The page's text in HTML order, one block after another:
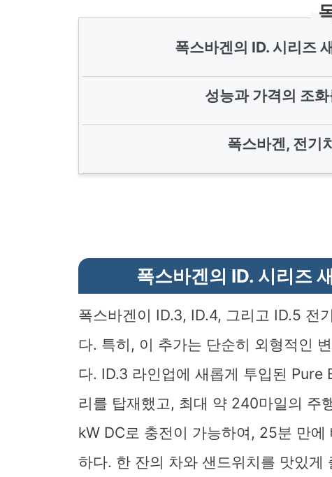
폭스바겐의 ID. 시리즈
성능과 가격의 조
폭스바겐, 전기
폭스바겐의 ID. 시리즈
폭스바겐이 ID.3, ID.4, 그리고 ID.5 전
다. 특히, 이 추가는 단순히 외형적인
다. ID.3 라인업에 새롭게 투입된
리를 탑재했고, 최대 약 240마일의 주
kW DC로 충전이 가능하여, 25분 만
하다. 한 잔의 차와 샌드위치를 맛있